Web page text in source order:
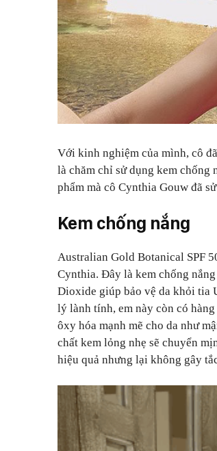
Với kinh nghiệm của mình, cô
là chăm chỉ sử dụng kem chống
phẩm mà cô Cynthia Gouw đã
Kem chống nắng
Australian Gold Botanical SPF
Cynthia. Đây là kem chống
Dioxide giúp bảo vệ da khỏi tia
lý lành tính, em này còn có
ôxy hóa mạnh mẽ cho da như
chất kem lỏng nhẹ sẽ chuyển
hiệu quả nhưng lại không gây